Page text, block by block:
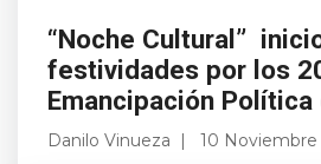
“Noche Cultural”
festividades por los
Emancipación Política
Danilo Vinueza 10